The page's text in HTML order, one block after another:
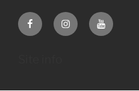
FacebookInstagramYoutube